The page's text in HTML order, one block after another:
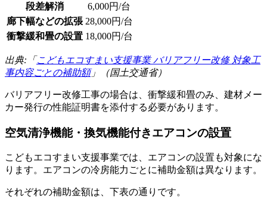
段差解消
6,000円/台
廊下幅などの拡張 28,000円/台
衝撃緩和畳の設置 18,000円/台
出典:「 こどもエコすまい支援事業 バリアフリー改修 対象工
事内容ごとの補助額」（国土交通省）
バリアフリー改修工事の場合は、衝撃緩和畳のみ、建材メー
カー発行の性能証明書を添付する必要があります。
空気清浄機能・換気機能付きエアコンの設置
こどもエコすまい支援事業では、エアコンの設置も対象にな
ります。エアコンの冷房能力ごとに補助金額は異なります。
それぞれの補助金額は、下表の通りです。